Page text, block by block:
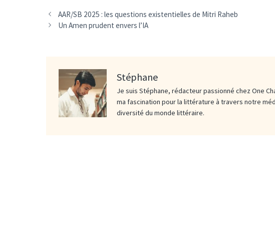
AAR/SB 2025 : les questions existentielles de Mitri Raheb
Un Amen prudent envers l’IA
Stéphane
Je suis Stéphane, rédacteur passionné chez One
ma fascination pour la littérature à travers notre
diversité du monde littéraire.